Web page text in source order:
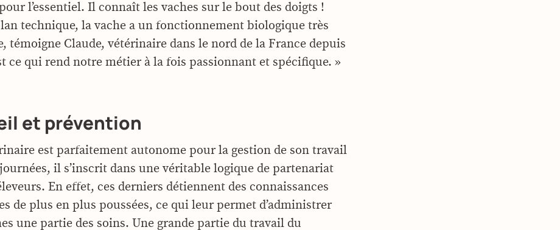
l’essentiel. Il connaît les vaches sur le bout des doigts !
technique, la vache a un fonctionnement biologique très
témoigne Claude, vétérinaire dans le nord de la France depuis
ce qui rend notre métier à la fois passionnant et spécifique. »
et prévention
est parfaitement autonome pour la gestion de son travail
journées, il s’inscrit dans une véritable logique de partenariat
En effet, ces derniers détiennent des connaissances
de plus en plus poussées, ce qui leur permet d’administrer
une partie des soins. Une grande partie du travail du